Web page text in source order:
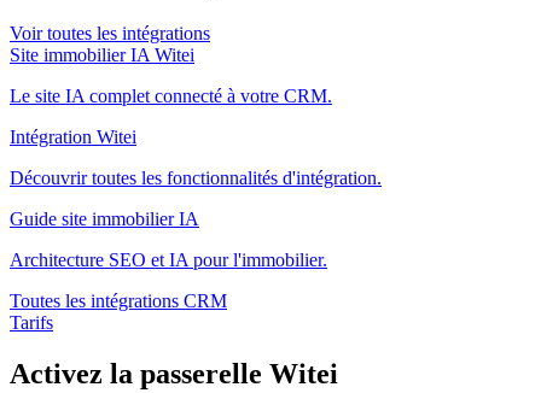
Voir toutes les intégrations
Site immobilier IA Witei
Le site IA complet connecté à votre CRM.
Intégration Witei
Découvrir toutes les fonctionnalités d'intégration.
Guide site immobilier IA
Architecture SEO et IA pour l'immobilier.
Toutes les intégrations CRM
Tarifs
Activez la passerelle Witei